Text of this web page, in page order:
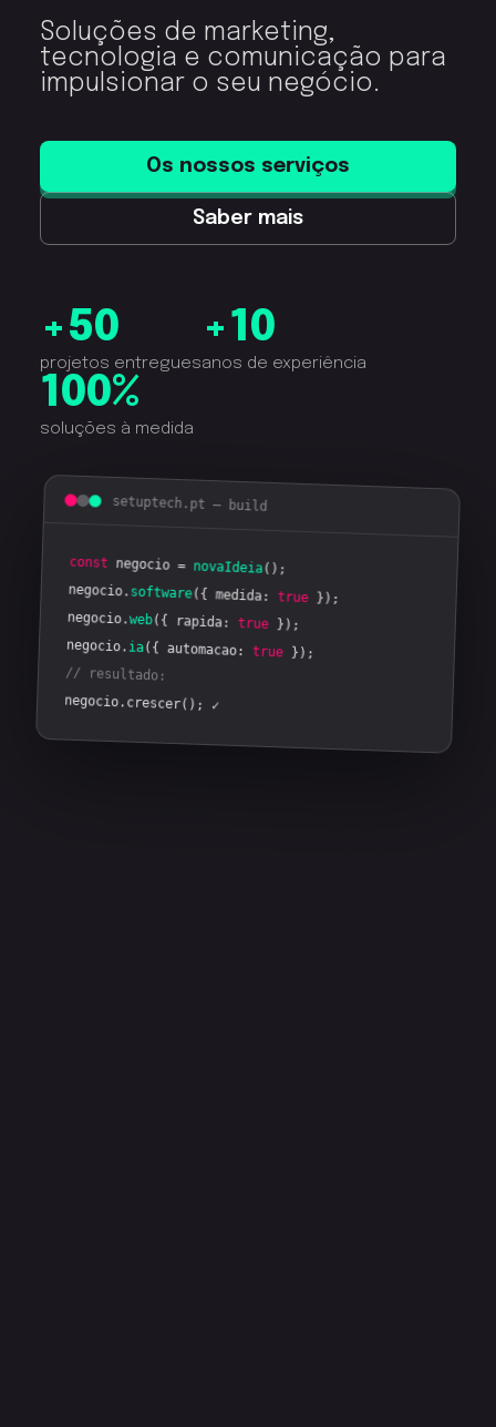
Soluções de marketing,
tecnologia e comunicação para
impulsionar o seu negócio.
Os nossos serviços
Saber mais
+50
projetos entregues
+10
anos de experiência
100%
soluções à medida
setuptech.pt — build
const negocio = novaIdeia();
negocio.software({ medida: true});
negocio.web({ rapida:true});
negocio. ia({ automacao:true});
// resultado:
negocio.crescer(); ✓